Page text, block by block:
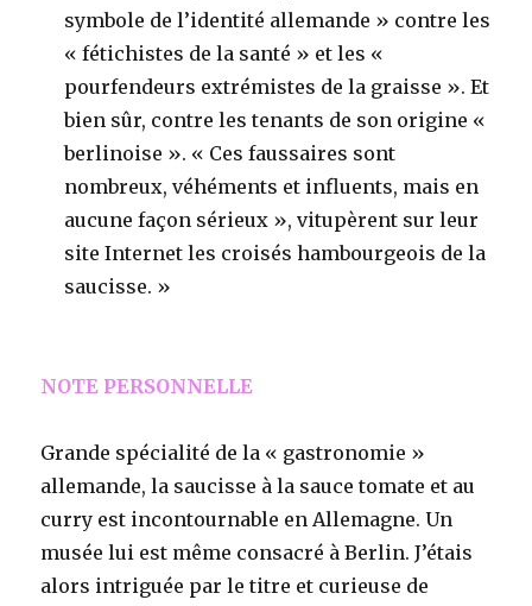
symbole de l’identité allemande » contre les
« fétichistes de la santé » et les «
pourfendeurs extrémistes de la graisse ». Et
bien sûr, contre les tenants de son origine «
berlinoise ». « Ces faussaires sont
nombreux, véhéments et influents, mais en
aucune façon sérieux », vitupèrent sur leur
site Internet les croisés hambourgeois de la
saucisse. »
NOTE PERSONNELLE
Grande spécialité de la « gastronomie »
allemande, la saucisse à la sauce tomate et au
curry est incontournable en Allemagne. Un
musée lui est même consacré à Berlin. J’étais
alors intriguée par le titre et curieuse de